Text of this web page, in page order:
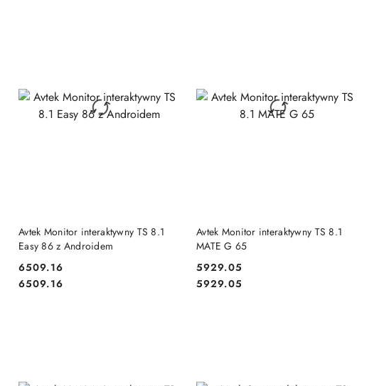
Avtek Monitor interaktywny TS 8.1
Easy 86 z Androidem
Cena:
6509.16
Cena:
6509.16
DO KOSZYKA
Avtek Monitor interaktywny TS 8.1
MATE G 65
Cena:
5929.05
Cena:
5929.05
DO KOSZYKA